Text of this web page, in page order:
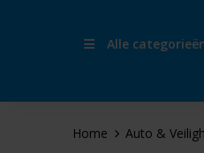
Alle
Home Auto &